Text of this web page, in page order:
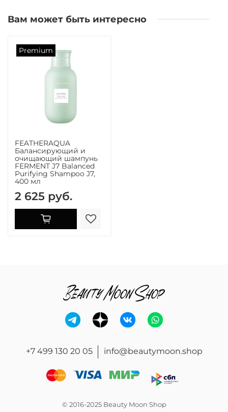
Вам может быть интересно
Premium
FEATHERAQUA
Балансирующий и
очищающий шампунь
FERMENT J7 Balanced
Purifying Shampoo J7,
400 мл
2 625 руб.
+7 499 130 20 05 info@beautymoon.shop
© 2016-2025 Beauty Moon Shop